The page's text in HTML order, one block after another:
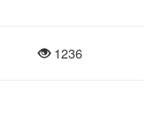
1236